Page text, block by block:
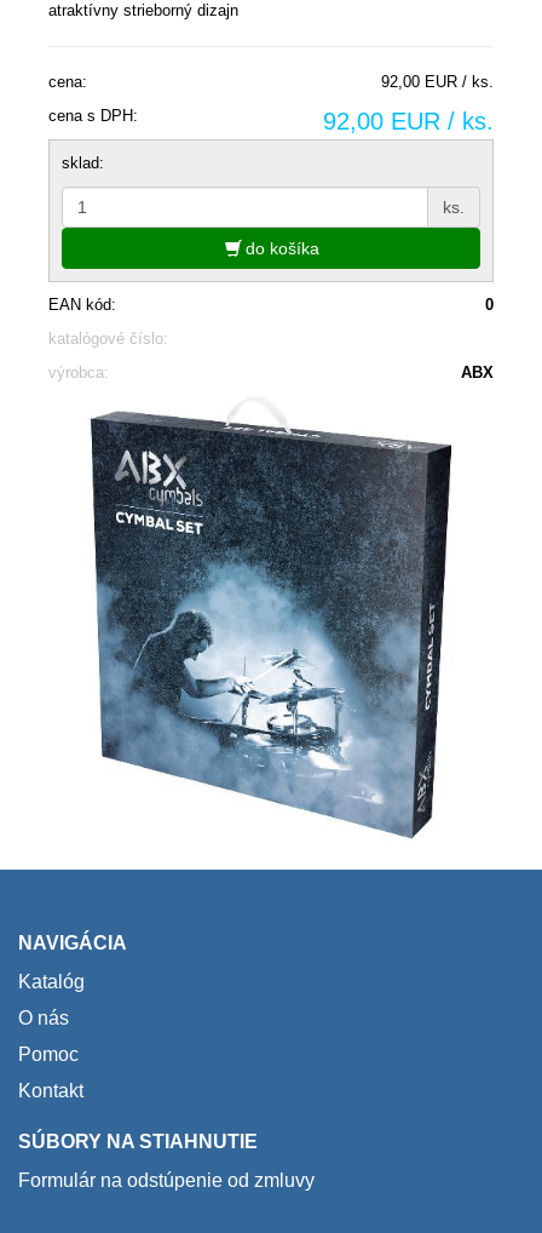
atraktívny strieborný dizajn
cena:
92,00 EUR / ks.
cena s DPH:
92,00 EUR / ks.
sklad:
ks.
do košíka
EAN kód:
0
katalógové číslo:
výrobca:
ABX
NAVIGÁCIA
Katalóg
O nás
Pomoc
Kontakt
SÚBORY NA STIAHNUTIE
Formulár na odstúpenie od zmluvy